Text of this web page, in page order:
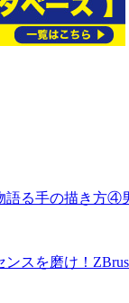
語る手の描き方④
ンスを磨け！